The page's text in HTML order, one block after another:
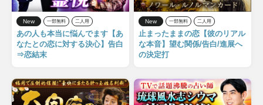
New 一部無料 二人用
あの人も本当に悩んでます【あ
なたとの恋に対する決心】告白
⇒恋結末
New 一部無料 二人用
止まったままの恋【彼のリアル
な本音】望む関係/告白/進展へ
の決定打